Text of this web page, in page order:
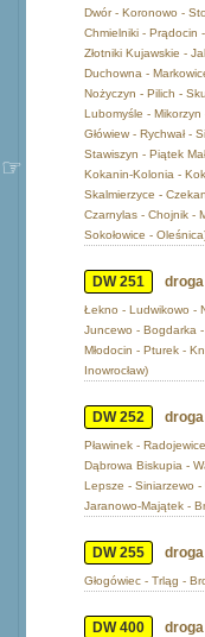
Dwór - Koronowo -
Chmielniki - Prądocin
Złotniki Kujawskie -
Duchowna -
Nożyczyn - Pilich -
Lubomyśle -
Główiew - Rychwał -
Stawiszyn - Piątek
Kokanin-Kolonia -
Skalmierzyce -
Czarnylas - Chojnik -
Sokołowice -
DW 251
Łekno - Ludwikowo -
Juncewo - Bogdarka
Młodocin - Pturek -
Inowrocław)
DW 252
Pławinek -
Dąbrowa Biskupia -
Lepsze - Siniarzewo -
Jaranowo-Majątek -
DW 255
Głogówiec - Trląg -
DW 400